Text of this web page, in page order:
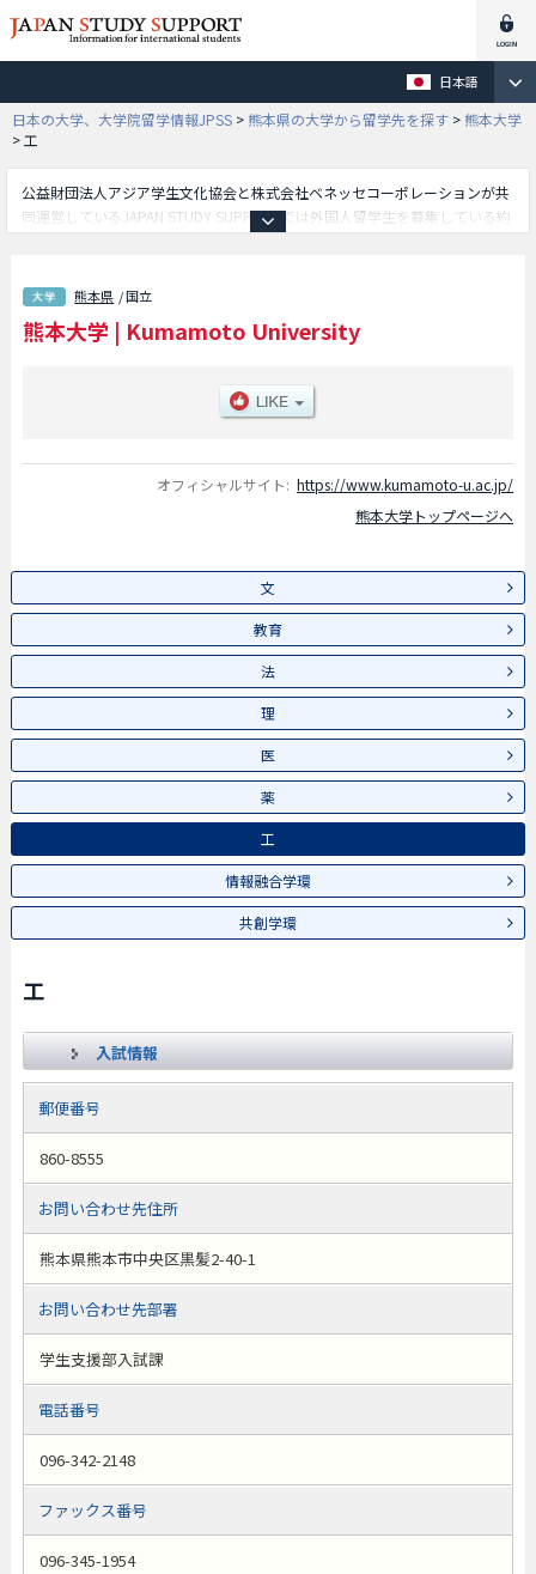
日本語
日本の大学、大学院留学情報JPSS >熊本県の大学から留学先を探す >熊本大学
>工
公益財団法人アジア学生文化協会と株式会社ベネッセコーポレーションが共
同運営しているJAPAN STUDY SUPPORTでは外国人留学生を募集している約
法学部や理学部や医学部や薬学部や工学部や情報融合学環学部や共創学環学
部等、学部別情報や、募集定員や合格者数など入試情報、施設案内、アクセ
スなど外国人留学生に必要な情報を掲載しているので是非ご利用ください。
熊本県 / 国立
熊本大学 | Kumamoto University
オフィシャルサイト: https://www.kumamoto-u.ac.jp/
熊本大学トップページへ
文
教育
法
理
医
薬
工
情報融合学環
共創学環
工
入試情報
郵便番号
860-8555
お問い合わせ先住所
熊本県熊本市中央区黒髪2-40-1
お問い合わせ先部署
学生支援部入試課
電話番号
096-342-2148
ファックス番号
096-345-1954